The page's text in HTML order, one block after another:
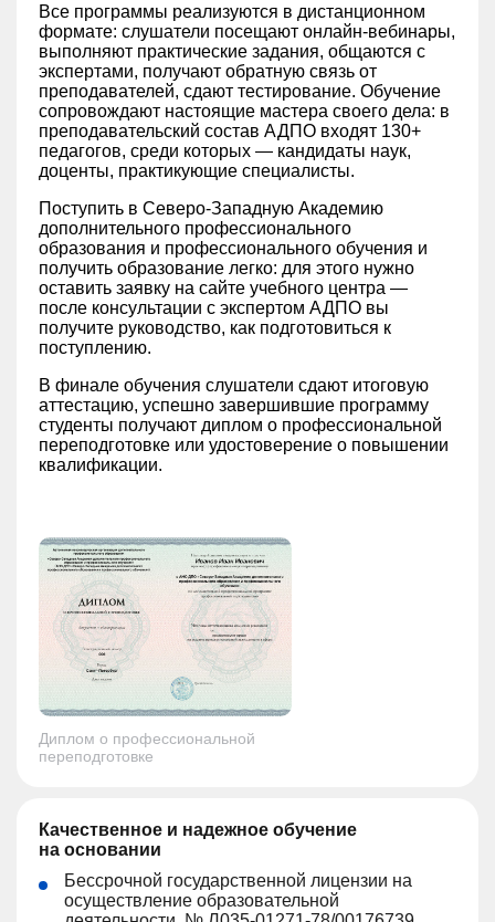
Все программы реализуются в дистанционном
формате: слушатели посещают онлайн-вебинары,
выполняют практические задания, общаются с
экспертами, получают обратную связь от
преподавателей, сдают тестирование. Обучение
сопровождают настоящие мастера своего дела: в
преподавательский состав АДПО входят 130+
педагогов, среди которых — кандидаты наук,
доценты, практикующие специалисты.
Поступить в Северо-Западную Академию
дополнительного профессионального
образования и профессионального обучения и
получить образование легко: для этого нужно
оставить заявку на сайте учебного центра —
после консультации с экспертом АДПО вы
получите руководство, как подготовиться к
поступлению.
В финале обучения слушатели сдают итоговую
аттестацию, успешно завершившие программу
студенты получают диплом о профессиональной
переподготовке или удостоверение о повышении
квалификации.
Диплом о профессиональной
переподготовке
Качественное и надежное обучение
на основании
Бессрочной государственной лицензии на
осуществление образовательной